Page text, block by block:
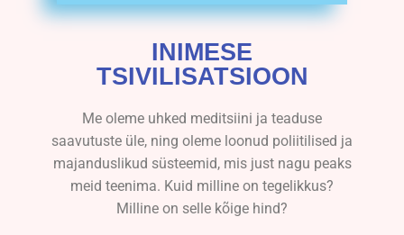
INIMESE
TSIVILISATSIOON
Me oleme uhked meditsiini ja teaduse
saavutuste üle, ning oleme loonud poliitilised ja
majanduslikud süsteemid, mis just nagu peaks
meid teenima. Kuid milline on tegelikkus?
Milline on selle kõige hind?